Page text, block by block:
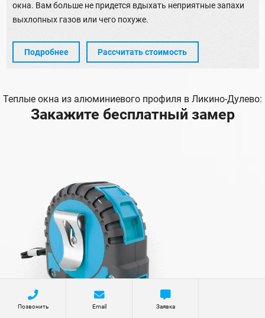
окна. Вам больше не придется вдыхать неприятные запахи
выхлопных газов или чего похуже.
Подробнее Рассчитать стоимость
Теплые окна из алюминиевого профиля в Ликино-Дулево:
Закажите бесплатный замер
Позвонить Email Заявка